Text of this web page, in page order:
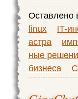
Оставлено
linux
IT-
астра
ные
бизнеса